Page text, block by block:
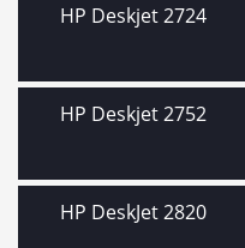
HP Deskjet 2724
HP Deskjet 2752
HP DeskJet 2820